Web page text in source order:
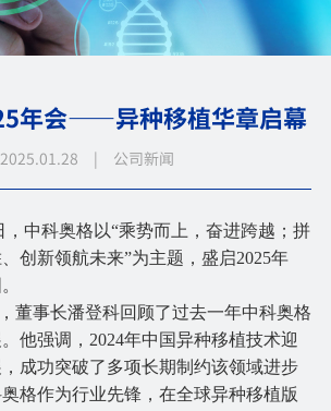
年会——异种移植华章启幕
2025.01.28 | 公司新闻
中科奥格 以“乘势而上，奋进跨越；拼
创新领航未来”为主题，盛启2025年
董事长潘登科回顾了过去一年中科奥格
他强调，2024年中国异种移植技术迎
成功突破了多项长期制约该领域进步
格作为行业先锋，在全球异种移植版